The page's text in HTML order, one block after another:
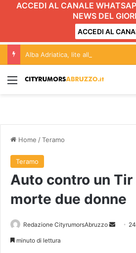
ACCEDI AL CANALE
NEWS DEL
ACCEDI AL
Menu
Home /Teramo
Teramo
Auto contro un Tir
morte due donne
Redazione CityrumorsAbruzzo
minuto di lettura